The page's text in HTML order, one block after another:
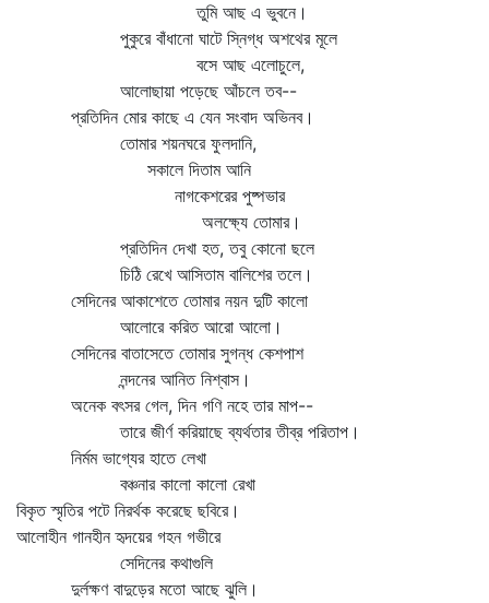
তুমি আছ এ ভুবনে।
পুকুরে বাঁধানো ঘাটে স্নিগ্ধ অশথের মূলে
বসে আছ এলোচুলে,
আলোছায়া পড়েছে আঁচলে তব--
প্রতিদিন মোর কাছে এ যেন সংবাদ অভিনব।
তোমার শয়নঘরে ফুলদানি,
সকালে দিতাম আনি
নাগকেশরের পুষ্পভার
অলক্ষ্যে তোমার।
প্রতিদিন দেখা হত, তবু কোনো ছলে
চিঠি রেখে আসিতাম বালিশের তলে।
সেদিনের আকাশেতে তোমার নয়ন দুটি কালো
আলোরে করিত আরো আলো।
সেদিনের বাতাসেতে তোমার সুগন্ধ কেশপাশ
নন্দনের আনিত নিশ্বাস।
অনেক বৎসর গেল, দিন গণি নহে তার মাপ--
তারে জীর্ণ করিয়াছে ব্যর্থতার তীব্র পরিতাপ।
নির্মম ভাগ্যের হাতে লেখা
বঞ্চনার কালো কালো রেখা
বিকৃত স্মৃতির পটে নিরর্থক করেছে ছবিরে।
আলোহীন গানহীন হৃদয়ের গহন গভীরে
সেদিনের কথাগুলি
দুর্লক্ষণ বাদুড়ের মতো আছে ঝুলি।